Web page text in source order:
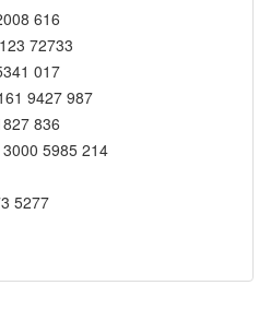
616
72733
017
9427 987
836
5985 214
5277